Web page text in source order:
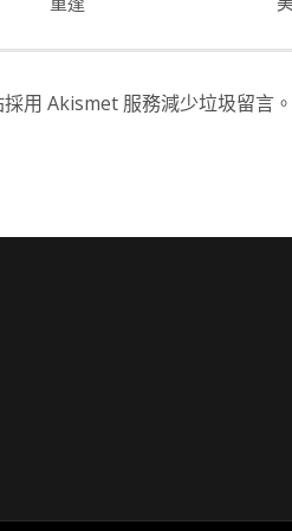
用 Akismet 服務減少垃圾留言。